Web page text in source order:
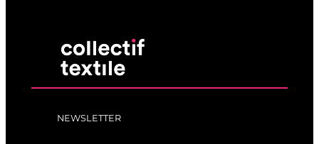
NEWSLETTER